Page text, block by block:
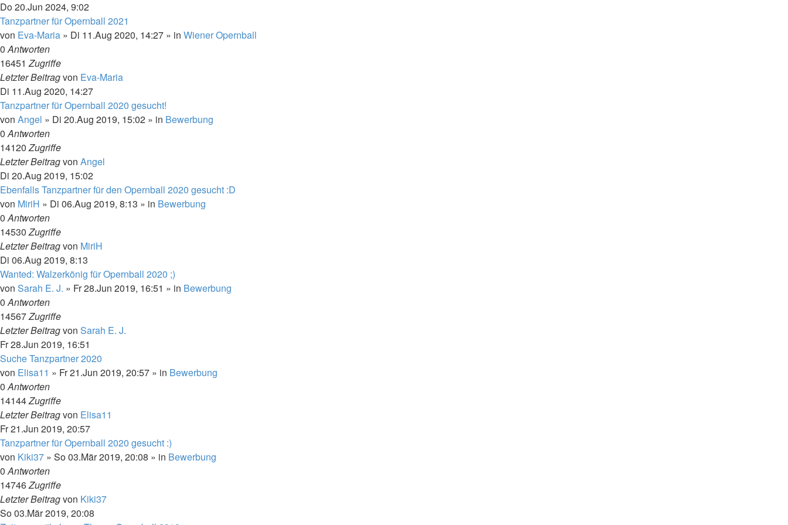
Do 20.Jun 2024, 9:02
Tanzpartner für Opernball 2021
von Eva-Maria » Di 11.Aug 2020, 14:27 » in Wiener Opernball
0Antworten
16451Zugriffe
Letzter Beitragvon Eva-Maria
Di 11.Aug 2020, 14:27
Tanzpartner für Opernball 2020 gesucht!
von Angel » Di 20.Aug 2019, 15:02 » in Bewerbung
0Antworten
14120Zugriffe
Letzter Beitragvon Angel
Di 20.Aug 2019, 15:02
Ebenfalls Tanzpartner für den Opernball 2020 gesucht :D
von MiriH » Di 06.Aug 2019, 8:13 » in Bewerbung
0Antworten
14530Zugriffe
Letzter Beitragvon MiriH
Di 06.Aug 2019, 8:13
Wanted: Walzerkönig für Opernball 2020 ;)
von Sarah E. J. » Fr 28.Jun 2019, 16:51 » in Bewerbung
0Antworten
14567Zugriffe
Letzter Beitragvon Sarah E. J.
Fr 28.Jun 2019, 16:51
Suche Tanzpartner 2020
von Elisa11 » Fr 21.Jun 2019, 20:57 » in Bewerbung
0Antworten
14144Zugriffe
Letzter Beitragvon Elisa11
Fr 21.Jun 2019, 20:57
Tanzpartner für Opernball 2020 gesucht :)
von Kiki37 » So 03.Mär 2019, 20:08 » in Bewerbung
0Antworten
14746Zugriffe
Letzter Beitragvon Kiki37
So 03.Mär 2019, 20:08